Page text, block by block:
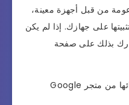
من قبل أجهزة معينة،
على جهازك. إذا لم يكن
بذلك على صفحة
لتشغيل اللعبة، عليك أولاً شرائها من متجر Google